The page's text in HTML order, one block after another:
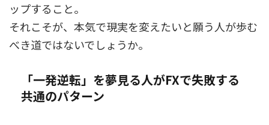
ップすること。
それこそが、本気で現実を変えたいと願う人が歩む
べき道ではないでしょうか。
「一発逆転」を夢見る人がFXで失敗する
共通のパターン